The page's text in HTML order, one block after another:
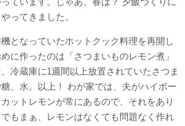
ってきました。
となっていたホットクック料理を再開し
に作ったのは「さつまいものレモン煮」
冷蔵庫に1週間以上放置されていたさつま
、水。以上！ わが家では、夫がハイボー
ットレモンが常にあるので、それをあり
もまぁ、レモンはなくても問題なく作れ